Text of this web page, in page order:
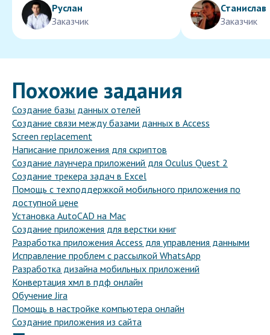
Руслан
Заказчик
Станислав
Заказчик
Похожие задания
Создание базы данных отелей
Создание связи между базами данных в Access
Screen replacement
Написание приложения для скриптов
Создание лаунчера приложений для Oculus Quest 2
Создание трекера задач в Excel
Помощь с техподдержкой мобильного приложения по
доступной цене
Установка AutoCAD на Mac
Создание приложения для верстки книг
Разработка приложения Access для управления данными
Исправление проблем с рассылкой WhatsApp
Разработка дизайна мобильных приложений
Конвертация хмл в пдф онлайн
Обучение Jira
Помощь в настройке компьютера онлайн
Создание приложения из сайта